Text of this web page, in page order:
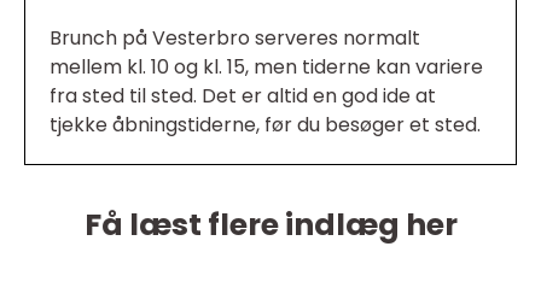
Brunch på Vesterbro serveres normalt
mellem kl. 10 og kl. 15, men tiderne kan variere
fra sted til sted. Det er altid en god ide at
tjekke åbningstiderne, før du besøger et sted.
Få læst flere indlæg her